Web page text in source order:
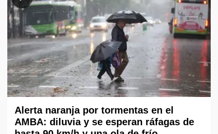
Alerta naranja por tormentas en el
AMBA: diluvia y se esperan ráfagas de